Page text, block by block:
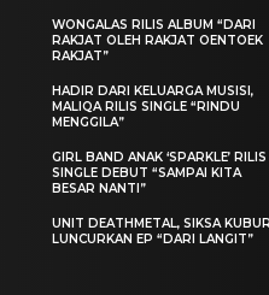
WONGALAS RILIS ALBUM “DARI
RAKJAT OLEH RAKJAT OENTOEK
RAKJAT”
HADIR DARI KELUARGA MUSISI,
MALIQA RILIS SINGLE “RINDU
MENGGILA”
GIRL BAND ANAK ‘SPARKLE’ RILIS
SINGLE DEBUT “SAMPAI KITA
BESAR NANTI”
UNIT DEATHMETAL, SIKSA
LUNCURKAN EP “DARI LANGIT”